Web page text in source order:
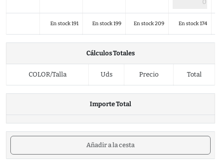
En stock 191 En stock 199 En stock 209 En stock 174
Cálculos Totales
COLOR/Talla Uds Precio Total
Importe Total
Añadir a la cesta